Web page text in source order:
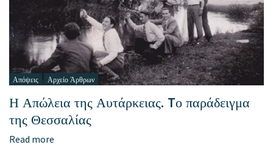
Απόψεις Αρχείο Άρθρων
Η Απώλεια της Αυτάρκειας. Tο παράδειγμα
της Θεσσαλίας
Read more